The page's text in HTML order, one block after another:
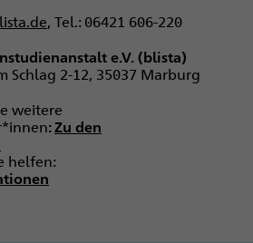
, Tel.: 06421 606-220
e.V. (blista)
Schlag 2-12, 35037 Marburg
weitere
:Zu den
helfen: